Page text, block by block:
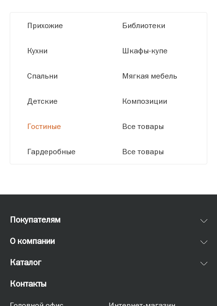
размерам.
Прихожие
Кухни
Спальни
Детские
Гостиные
Гардеробные
Библиотеки
Шкафы-купе
Мягкая мебель
Композиции
Все товары
Все товары
Покупателям
О компании
Каталог
Контакты